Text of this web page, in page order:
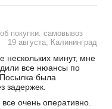
покупки: самовывоз
19 августа, Калининград
нескольких минут, мне
все нюансы по
была
задержек.
очень оперативно.